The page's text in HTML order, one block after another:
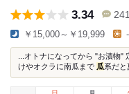
3.34 241
￥15,000～￥19,999 -
...オトナになってから "お漬物
けやオクラに南瓜まで 瓜系だと